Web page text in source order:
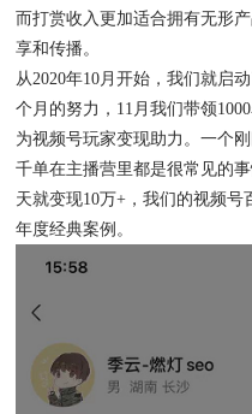
而打赏收入更加适合拥有无形
享和传播。
从2020年10月开始，我们就启
个月的努力，11月我们带领
为视频号玩家变现助力。一个
千单在主播营里都是很常见的
天就变现10万+，我们的视频
年度经典案例。